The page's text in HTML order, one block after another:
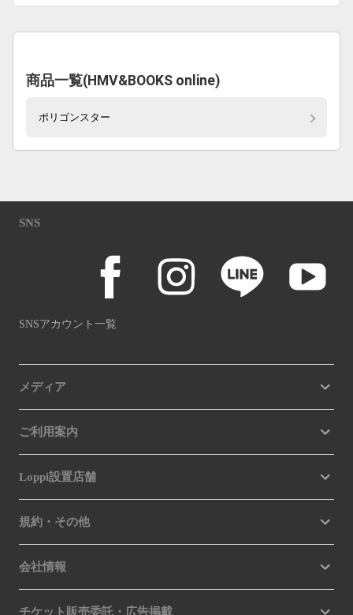
商品一覧(HMV&BOOKS online)
ポリゴンスター
SNS
SNSアカウント一覧
メディア
ご利用案内
Loppi設置店舗
規約・その他
会社情報
チケット販売委託・広告掲載